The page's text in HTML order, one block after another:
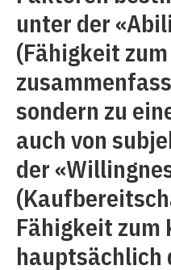
unter der
(Fähigkeit
sondern zu
auch von
der
Fähigkeit zum
hauptsächlich